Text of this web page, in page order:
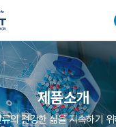
제품소개
의 건강한 삶을 지속하기